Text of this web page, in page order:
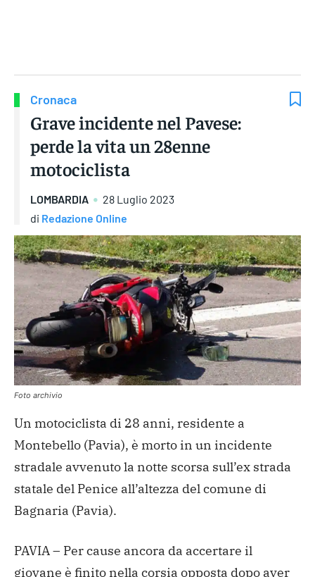
Cronaca
Grave incidente nel Pavese:
perde la vita un 28enne
motociclista
LOMBARDIA
28 Luglio 2023
di Redazione Online
Foto archivio
Un motociclista di 28 anni, residente a
Montebello (Pavia), è morto in un incidente
stradale avvenuto la notte scorsa sull’ex strada
statale del Penice all’altezza del comune di
Bagnaria (Pavia).
PAVIA – Per cause ancora da accertare il
giovane è finito nella corsia opposta dopo aver